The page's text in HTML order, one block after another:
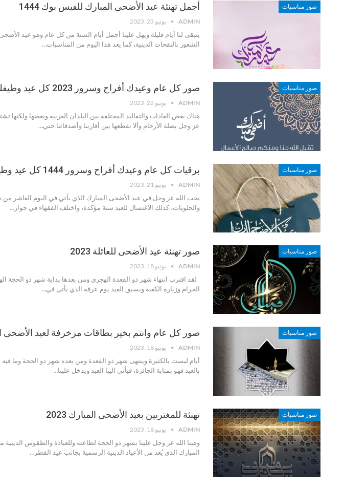
صور مناسبات أجمل تهنئة عيد الأضحى المبارك للفيس بوك 1444
ADMIN يونيو 23, 2023
يتبقى لنا أيام قليلة ويهل علينا أجمل أيام السنة من كل عام وهو عيد
الشعور بالنفحات الدينية، كما يعد هذا اليوم من المناسبات…
صور مناسبات صور كل عام وعيدك أفراح وسرور 2023 كل عيد وطيفك الغالي بخير
ADMIN يونيو 22, 2023
هناك بعض العادات والتقاليد المختلفة بين البلدان العربية وبعضها
عز وجل بصلة الأرحام وألا نقطعها بين أقاربنا وأصدقائنا حتي…
صور مناسبات برقيات كل عام وعيدك أفراح وسرور 1444 كل عيد وطيفك الغالي بخير
ADMIN يونيو 21, 2023
يحب الله عز وجل في عيد الأضحى المبارك الذي يأتي في اليوم العاشر من
والحلويات، كذلك الاغتسال للعيد سنة مؤكدة، واختلف الفقهاء في جواز…
صور مناسبات صور تهنئة عيد الأضحى للعائلة 2023
ADMIN يونيو 18, 2023
لقد اقترب انتهاء شهر ذو القعدة الهجري ومن بعدها بداية شهر ذو الحجة
الحرام وزيارة الكعبة ويسبق العيد يوم عرفه الذي يأتي في…
صور مناسبات صور كل عام وانتم بخير بطاقات مزخرفة لعيد الأضحى
ADMIN يونيو 18, 2023
أيام ليست بالكثيرة وينتهى شهر ذو القعدة ومن بعده شهر ذو الحجة وما
بالعيد فهو بمثابة الجائزة، فيأتي الينا العيد ويدخل علينا…
صور مناسبات تهنئة للمغتربين بعيد الأضحى المبارك 2023
ADMIN يونيو 18, 2023
وهبنا الله عز وجل علينا بشهر ذو الحجة لطاعته وللعبادة والطقوس
المبارك الذي يُعد من الأعياد الدينية الرسمية بجانب عيد الفطر…